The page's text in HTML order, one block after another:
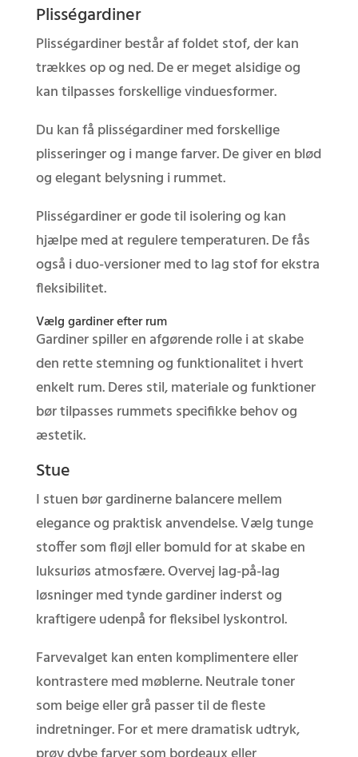
Plisségardiner
Plisségardiner består af foldet stof, der kan
trækkes op og ned. De er meget alsidige og
kan tilpasses forskellige vinduesformer.
Du kan få plisségardiner med forskellige
plisseringer og i mange farver. De giver en blød
og elegant belysning i rummet.
Plisségardiner er gode til isolering og kan
hjælpe med at regulere temperaturen. De fås
også i duo-versioner med to lag stof for ekstra
fleksibilitet.
Vælg gardiner efter rum
Gardiner spiller en afgørende rolle i at skabe
den rette stemning og funktionalitet i hvert
enkelt rum. Deres stil, materiale og funktioner
bør tilpasses rummets specifikke behov og
æstetik.
Stue
I stuen bør gardinerne balancere mellem
elegance og praktisk anvendelse. Vælg tunge
stoffer som fløjl eller bomuld for at skabe en
luksuriøs atmosfære. Overvej lag-på-lag
løsninger med tynde gardiner inderst og
kraftigere udenpå for fleksibel lyskontrol.
Farvevalget kan enten komplimentere eller
kontrastere med møblerne. Neutrale toner
som beige eller grå passer til de fleste
indretninger. For et mere dramatisk udtryk,